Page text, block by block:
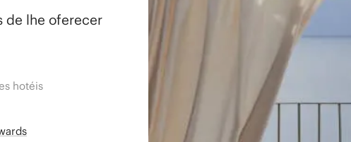
de lhe oferecer
hotéis